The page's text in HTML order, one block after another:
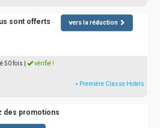
sont offerts vers la réduction
50 fois vérifié !
» Première Classe Hotels
des promotions